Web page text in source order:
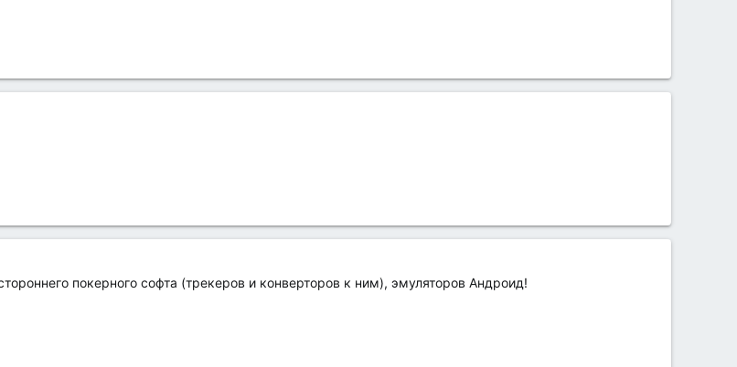
покерного софта (трекеров и конверторов к ним), эмуляторов Андроид!